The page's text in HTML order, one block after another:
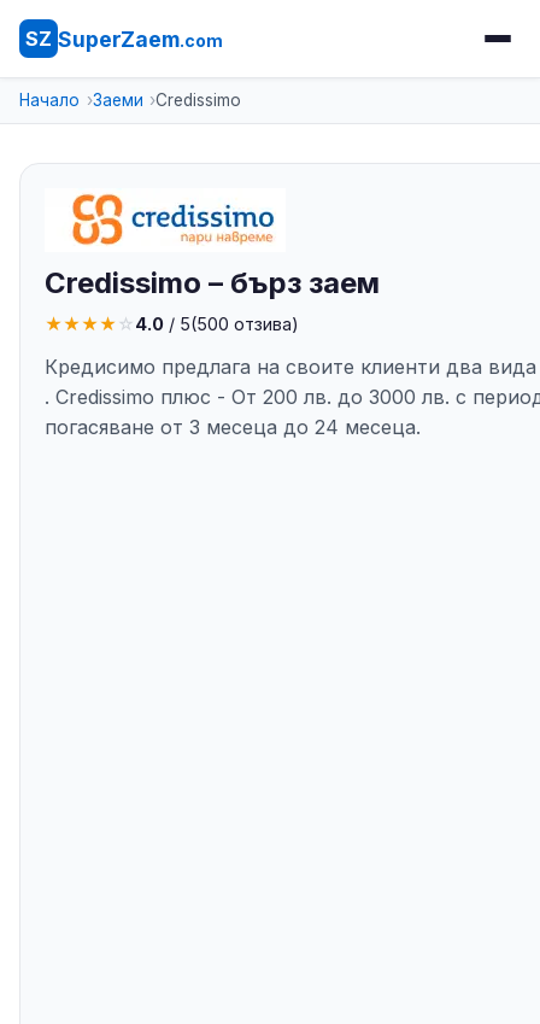
SZ SuperZaem.com
Начало Заеми Credissimo
Credissimo – бърз заем
★★★★☆4.0 / 5(500 отзива)
Кредисимо предлага на своите клиенти два
. Credissimo плюс - От 200 лв. до 3000 лв. с
погасяване от 3 месеца до 24 месеца.